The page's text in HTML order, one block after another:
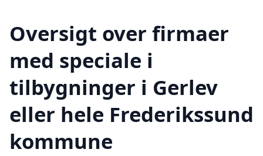
Oversigt over firmaer
med speciale i
tilbygninger i Gerlev
eller hele Frederikssund
kommune